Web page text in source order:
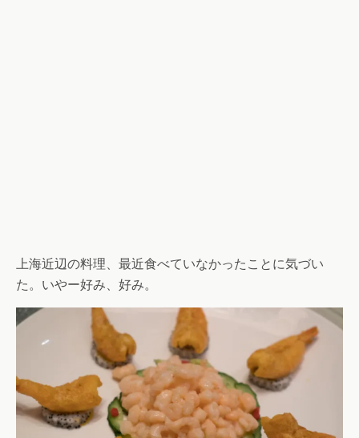
上海近辺の料理、最近食べていなかったことに気づい
た。いやー好み、好み。